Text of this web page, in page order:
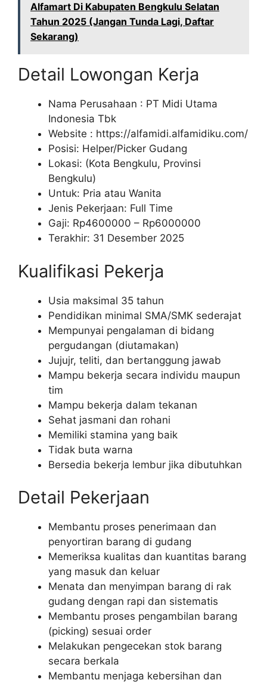
Alfamart Di Kabupaten Bengkulu Selatan
Tahun 2025 (Jangan Tunda Lagi, Daftar
Sekarang)
Detail Lowongan Kerja
Nama Perusahaan : PT Midi Utama
Indonesia Tbk
Website : https://alfamidi.alfamidiku.com/
Posisi: Helper/Picker Gudang
Lokasi: (Kota Bengkulu, Provinsi
Bengkulu)
Untuk: Pria atau Wanita
Jenis Pekerjaan: Full Time
Gaji: Rp4600000 – Rp6000000
Terakhir: 31 Desember 2025
Kualifikasi Pekerja
Usia maksimal 35 tahun
Pendidikan minimal SMA/SMK sederajat
Mempunyai pengalaman di bidang
pergudangan (diutamakan)
Jujujr, teliti, dan bertanggung jawab
Mampu bekerja secara individu maupun
tim
Mampu bekerja dalam tekanan
Sehat jasmani dan rohani
Memiliki stamina yang baik
Tidak buta warna
Bersedia bekerja lembur jika dibutuhkan
Detail Pekerjaan
Membantu proses penerimaan dan
penyortiran barang di gudang
Memeriksa kualitas dan kuantitas barang
yang masuk dan keluar
Menata dan menyimpan barang di rak
gudang dengan rapi dan sistematis
Membantu proses pengambilan barang
(picking) sesuai order
Melakukan pengecekan stok barang
secara berkala
Membantu menjaga kebersihan dan